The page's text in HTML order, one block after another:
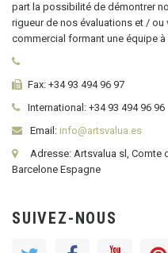
part la possibilité de démontrer
rigueur de nos évaluations et /
commercial formant une équipe
Fax: +34 93 494 96 97
International: +34 93 494 96 96
Email: info@artsvalua.es
Adresse: Artsvalua sl, Comte
Barcelone Espagne
SUIVEZ-NOUS